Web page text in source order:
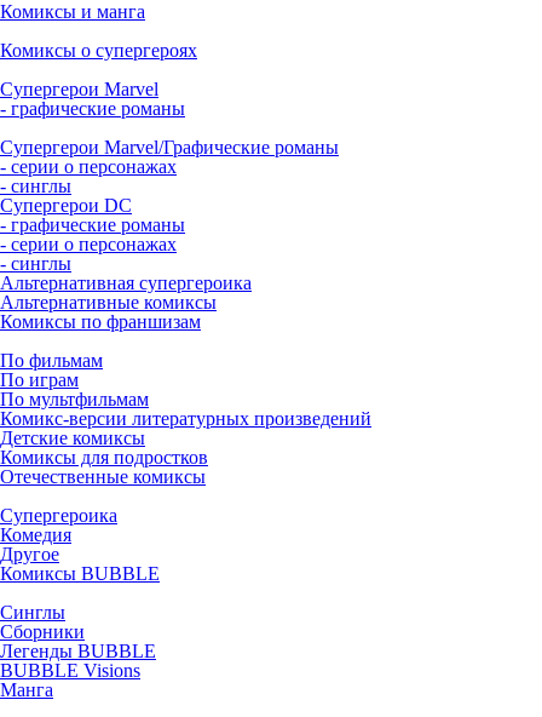
Комиксы и манга
Комиксы о супергероях
Супергерои Marvel
- графические романы
Супергерои Marvel/Графические романы
- серии о персонажах
- синглы
Супергерои DC
- графические романы
- серии о персонажах
- синглы
Альтернативная супергероика
Альтернативные комиксы
Комиксы по франшизам
По фильмам
По играм
По мультфильмам
Комикс-версии литературных произведений
Детские комиксы
Комиксы для подростков
Отечественные комиксы
Супергероика
Комедия
Другое
Комиксы BUBBLE
Синглы
Сборники
Легенды BUBBLE
BUBBLE Visions
Манга